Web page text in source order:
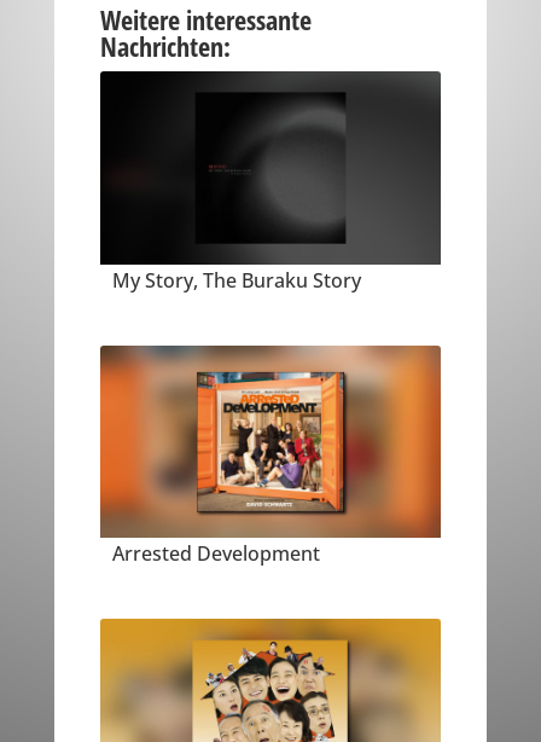
Weitere interessante
Nachrichten:
My Story, The Buraku Story
Arrested Development